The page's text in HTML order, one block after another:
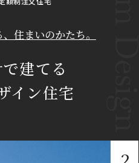
住まいのかたち。
建てる
イン住宅